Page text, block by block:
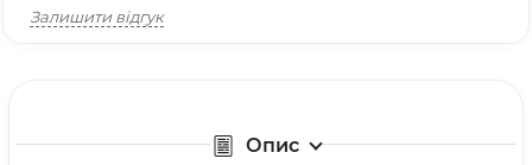
Залишити відгук
Опис